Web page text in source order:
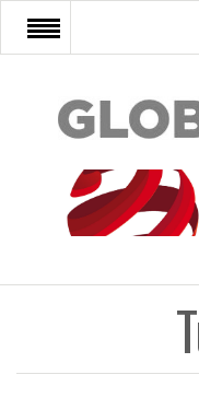
FŐOLDAL
AFRIKA